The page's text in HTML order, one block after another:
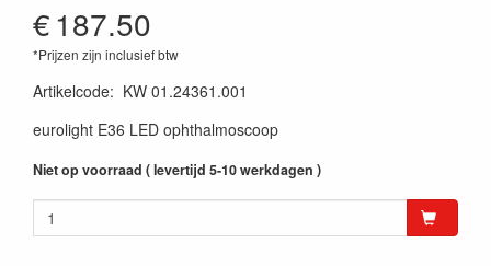
€187.50
*Prijzen zijn inclusief btw
Artikelcode: KW 01.24361.001
eurolight E36 LED ophthalmoscoop
Niet op voorraad ( levertijd 5-10 werkdagen )